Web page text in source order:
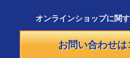
オンラインショップに関
お問い合わせは